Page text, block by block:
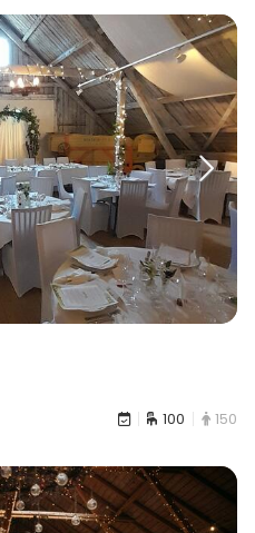
100 150